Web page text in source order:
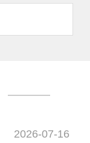
2026-07-16